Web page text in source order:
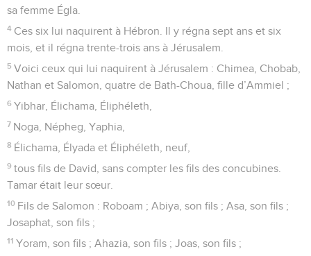
sa femme Égla.
4 Ces six lui naquirent à Hébron. Il y régna sept ans et six
mois, et il régna trente-trois ans à Jérusalem.
5 Voici ceux qui lui naquirent à Jérusalem : Chimea, Chobab,
Nathan et Salomon, quatre de Bath-Choua, fille d’Ammiel ;
6 Yibhar, Élichama, Éliphéleth,
7 Noga, Népheg, Yaphia,
8 Élichama, Élyada et Éliphéleth, neuf,
9 tous fils de David, sans compter les fils des concubines.
Tamar était leur sœur.
10 Fils de Salomon : Roboam ; Abiya, son fils ; Asa, son fils ;
Josaphat, son fils ;
11 Yoram, son fils ; Ahazia, son fils ; Joas, son fils ;